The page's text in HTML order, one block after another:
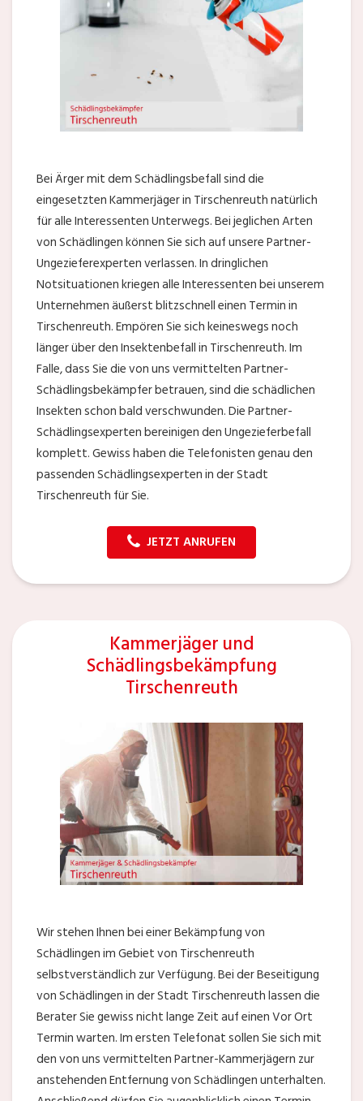
Bei Ärger mit dem Schädlingsbefall sind die
eingesetzten Kammerjäger in Tirschenreuth natürlich
für alle Interessenten Unterwegs. Bei jeglichen Arten
von Schädlingen können Sie sich auf unsere Partner-
Ungezieferexperten verlassen. In dringlichen
Notsituationen kriegen alle Interessenten bei unserem
Unternehmen äußerst blitzschnell einen Termin in
Tirschenreuth. Empören Sie sich keineswegs noch
länger über den Insektenbefall in Tirschenreuth. Im
Falle, dass Sie die von uns vermittelten Partner-
Schädlingsbekämpfer betrauen, sind die schädlichen
Insekten schon bald verschwunden. Die Partner-
Schädlingsexperten bereinigen den Ungezieferbefall
komplett. Gewiss haben die Telefonisten genau den
passenden Schädlingsexperten in der Stadt
Tirschenreuth für Sie.
JETZT ANRUFEN
Kammerjäger und
Schädlingsbekämpfung
Tirschenreuth
Wir stehen Ihnen bei einer Bekämpfung von
Schädlingen im Gebiet von Tirschenreuth
selbstverständlich zur Verfügung. Bei der Beseitigung
von Schädlingen in der Stadt Tirschenreuth lassen die
Berater Sie gewiss nicht lange Zeit auf einen Vor Ort
Termin warten. Im ersten Telefonat sollen Sie sich mit
den von uns vermittelten Partner-Kammerjägern zur
anstehenden Entfernung von Schädlingen unterhalten.